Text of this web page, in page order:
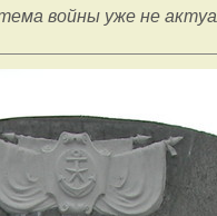
войны уже не